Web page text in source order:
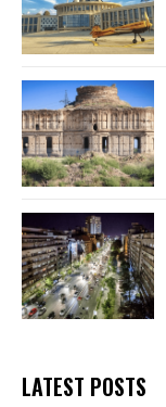
LATEST POSTS